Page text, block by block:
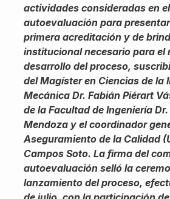
actividades consideradas en
autoevaluación para
primera acreditación y de
institucional necesario para el
desarrollo del proceso,
del Magíster en Ciencias de la
Mecánica Dr. Fabián Piérart
de la Facultad de Ingeniería
Mendoza y el coordinador
Aseguramiento de la Calidad
Campos Soto. La firma del
autoevaluación selló la
lanzamiento del proceso,